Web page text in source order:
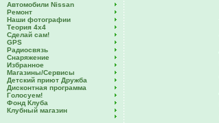
Автомобили Nissan
Ремонт
Наши фотографии
Теория 4х4
Сделай сам!
GPS
Радиосвязь
Снаряжение
Избранное
Магазины/Сервисы
Детский приют Дружба
Дисконтная программа
Голосуем!
Фонд Клуба
Клубный магазин